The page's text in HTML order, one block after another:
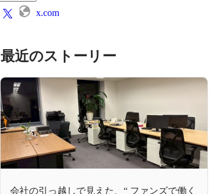
x.com
最近のストーリー
会社の引っ越しで見えた、“ ファンズで働く